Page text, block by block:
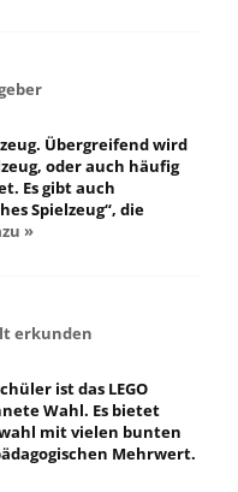
Übergreifend wird
oder auch häufig
Es gibt auch
Spielzeug“, die
»
erkunden
ist das LEGO
Wahl. Es bietet
mit vielen bunten
Mehrwert.